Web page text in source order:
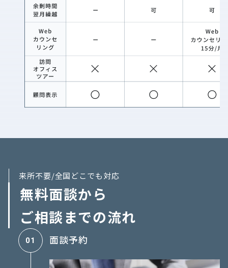
来所不要/全国どこでも対応
無料面談から
ご相談までの流れ
01 面談予約